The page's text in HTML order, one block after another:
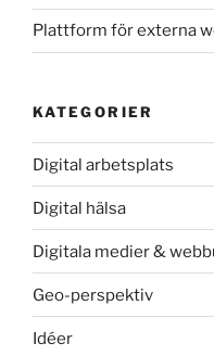
Plattform för externa
KATEGORIER
Digital arbetsplats
Digital hälsa
Digitala medier &
Geo-perspektiv
Idéer